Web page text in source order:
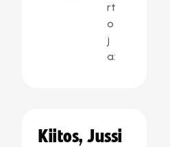
rt
o
j
a:
Kiitos, Jussi